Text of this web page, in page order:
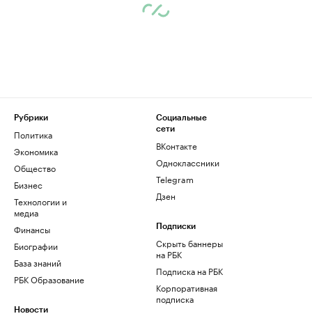
Рубрики
Политика
Экономика
Общество
Бизнес
Технологии и
медиа
Финансы
Биографии
База знаний
РБК Образование
Новости
Социальные
сети
ВКонтакте
Одноклассники
Telegram
Дзен
Подписки
Скрыть баннеры
на РБК
Подписка на РБК
Корпоративная
подписка